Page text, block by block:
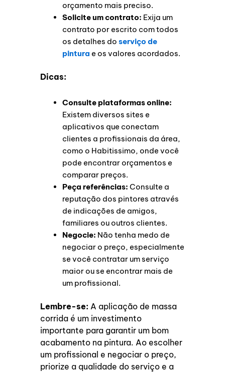
orçamento mais preciso.
Solicite um contrato: Exija um
contrato por escrito com todos
os detalhes do serviço de
pintura e os valores acordados.
Dicas:
Consulte plataformas online:
Existem diversos sites e
aplicativos que conectam
clientes a profissionais da área,
como o Habitissimo, onde você
pode encontrar orçamentos e
comparar preços.
Peça referências: Consulte a
reputação dos pintores através
de indicações de amigos,
familiares ou outros clientes.
Negocie: Não tenha medo de
negociar o preço, especialmente
se você contratar um serviço
maior ou se encontrar mais de
um profissional.
Lembre-se: A aplicação de massa
corrida é um investimento
importante para garantir um bom
acabamento na pintura. Ao escolher
um profissional e negociar o preço,
priorize a qualidade do serviço e a